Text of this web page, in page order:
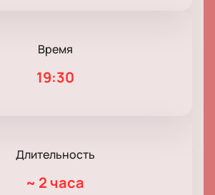
Время
19:30
Длительность
~ 2 часа